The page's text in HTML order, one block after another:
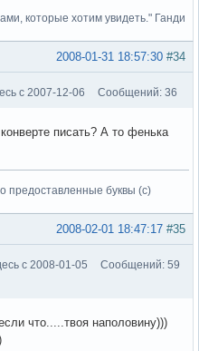
которые хотим увидеть." Ганди
#34
2008-01-31 18:57:30
с 2007-12-06 Сообщений: 36
писать? А то фенька
предоставленные буквы (с)
#35
2008-02-01 18:47:17
с 2008-01-05
Сообщений: 59
что.....твоя наполовину)))